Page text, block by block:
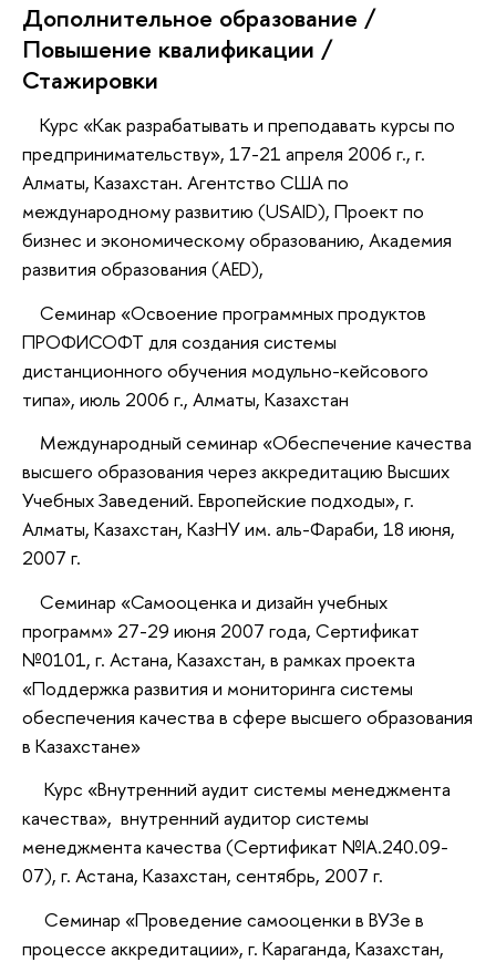
Дополнительное образование /
Повышение квалификации /
Стажировки
Курс «Как разрабатывать и преподавать курсы по
предпринимательству», 17-21 апреля 2006 г., г.
Алматы, Казахстан. Агентство США по
международному развитию (USAID), Проект по
бизнес и экономическому образованию, Академия
развития образования (AED),
Семинар «Освоение программных продуктов
ПРОФИСОФТ для создания системы
дистанционного обучения модульно-кейсового
типа», июль 2006 г., Алматы, Казахстан
Международный семинар «Обеспечение качества
высшего образования через аккредитацию Высших
Учебных Заведений. Европейские подходы», г.
Алматы, Казахстан, КазНУ им. аль-Фараби, 18 июня,
2007 г.
Семинар «Самооценка и дизайн учебных
программ» 27-29 июня 2007 года, Сертификат
№0101, г. Астана, Казахстан, в рамках проекта
«Поддержка развития и мониторинга системы
обеспечения качества в сфере высшего образования
в Казахстане»
Курс «Внутренний аудит системы менеджмента
качества», внутренний аудитор системы
менеджмента качества (Сертификат №IA.240.09-
07), г. Астана, Казахстан, сентябрь, 2007 г.
Семинар «Проведение самооценки в ВУЗе в
процессе аккредитации», г. Караганда, Казахстан,